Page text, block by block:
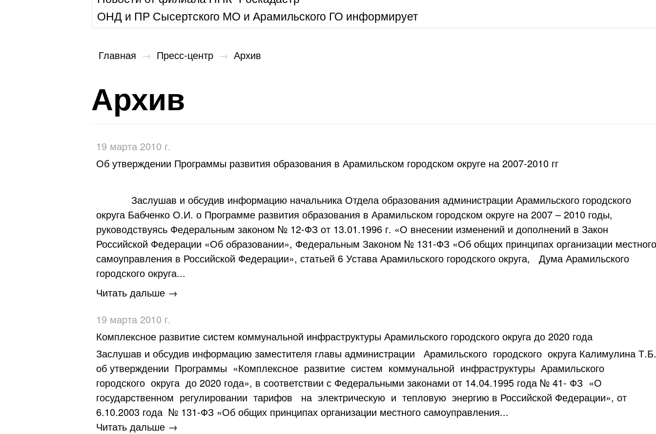
ОНД и ПР Сысертского МО и Арамильского ГО информирует
Главная → Пресс-центр → Архив
Архив
19 марта 2010 г.
Об утверждении Программы развития образования в Арамильском городском округе на 2007-2010 гг
Заслушав и обсудив информацию начальника Отдела образования администрации Арамильского городского
округа Бабченко О.И. о Программе развития образования в Арамильском городском округе на 2007 – 2010 годы,
руководствуясь Федеральным законом № 12-ФЗ от 13.01.1996 г. «О внесении изменений и дополнений в Закон
Российской Федерации «Об образовании», Федеральным Законом № 131-ФЗ «Об общих принципах организации местного
самоуправления в Российской Федерации», статьей 6 Устава Арамильского городского округа, Дума Арамильского
городского округа...
Читать дальше →
19 марта 2010 г.
Комплексное развитие систем коммунальной инфраструктуры Арамильского городского округа до 2020 года
Заслушав и обсудив информацию заместителя главы администрации Арамильского городского округа Калимулина Т.Б.
об утверждении Программы «Комплексное развитие систем коммунальной инфраструктуры Арамильского
городского округа до 2020 года», в соответствии с Федеральными законами от 14.04.1995 года № 41- ФЗ «О
государственном регулировании тарифов на электрическую и тепловую энергию в Российской Федерации», от
6.10.2003 года № 131-ФЗ «Об общих принципах организации местного самоуправления...
Читать дальше →